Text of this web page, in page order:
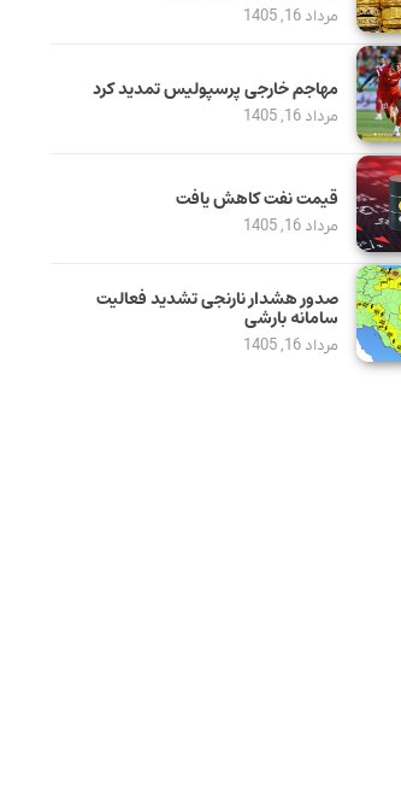
مرداد 16, 1405
مهاجم خارجی پرسپولیس تمدید کرد
مرداد 16, 1405
قیمت نفت کاهش یافت
مرداد 16, 1405
صدور هشدار نارنجی تشدید فعالیت
سامانه بارشی
مرداد 16, 1405